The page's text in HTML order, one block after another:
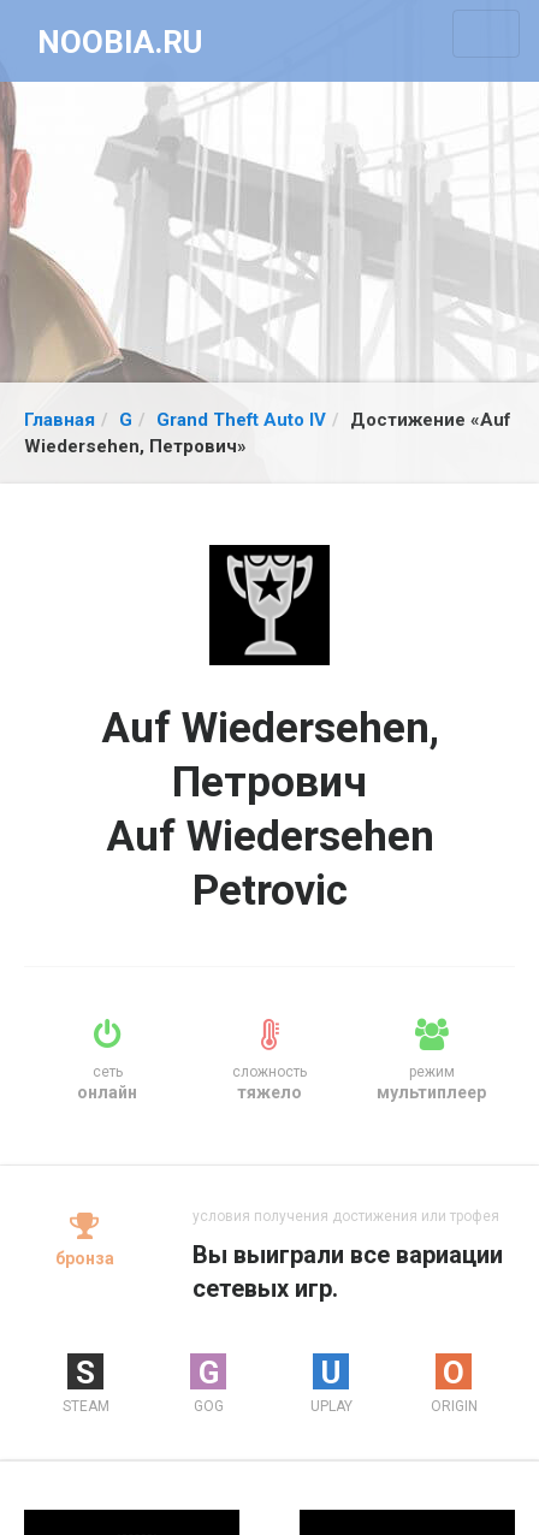
NOOBIA.RU
Главная G Grand Theft Auto IV
Достижение «Auf
Wiedersehen, Петрович»
Auf Wiedersehen,
Петрович
Auf Wiedersehen
Petrovic
сеть
онлайн
сложность
тяжело
режим
мультиплеер
бронза
условия получения достижения или трофея
Вы выиграли все вариации
сетевых игр.
S
STEAM
G
GOG
U
UPLAY
O
ORIGIN